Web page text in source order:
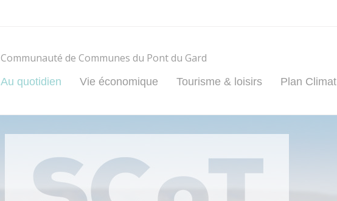
Communauté de Communes du Pont du Gard
Au quotidien Vie économique Tourisme & loisirs Plan Climat